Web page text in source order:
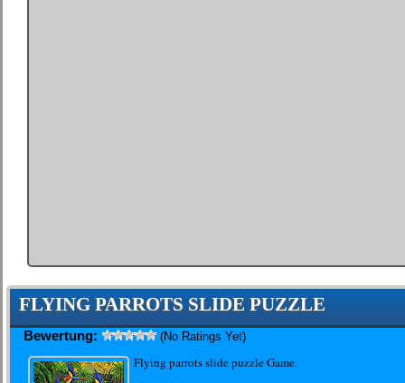
FLYING PARROTS SLIDE PUZZLE
Bewertung: (No Ratings Yet)
Flying parrots slide puzzle Game.